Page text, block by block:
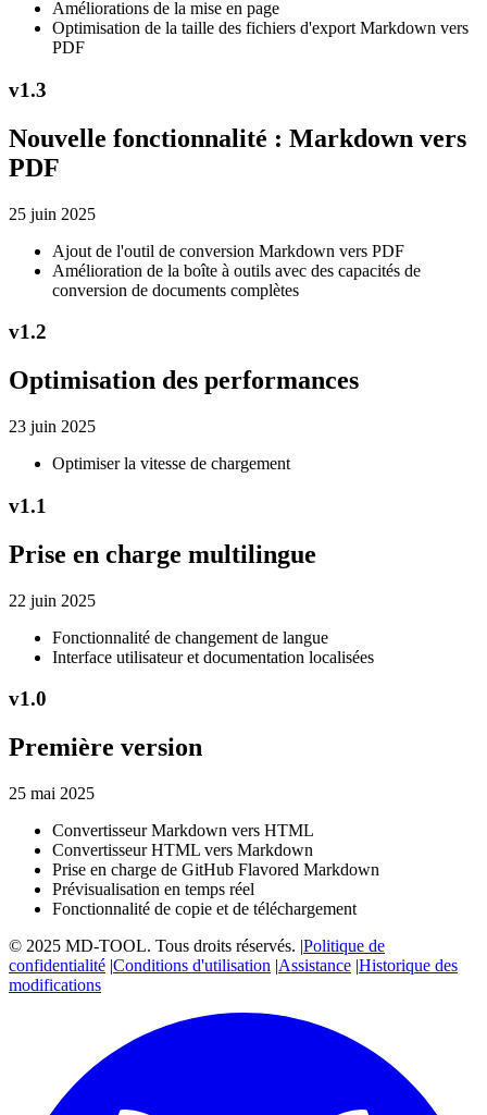
Améliorations de la mise en page
Optimisation de la taille des fichiers d'export Markdown vers
PDF
v1.3
Nouvelle fonctionnalité : Markdown vers
PDF
25 juin 2025
Ajout de l'outil de conversion Markdown vers PDF
Amélioration de la boîte à outils avec des capacités de
conversion de documents complètes
v1.2
Optimisation des performances
23 juin 2025
Optimiser la vitesse de chargement
v1.1
Prise en charge multilingue
22 juin 2025
Fonctionnalité de changement de langue
Interface utilisateur et documentation localisées
v1.0
Première version
25 mai 2025
Convertisseur Markdown vers HTML
Convertisseur HTML vers Markdown
Prise en charge de GitHub Flavored Markdown
Prévisualisation en temps réel
Fonctionnalité de copie et de téléchargement
© 2025 MD-TOOL. Tous droits réservés. |Politique de
confidentialité |Conditions d'utilisation |Assistance |Historique des
modifications